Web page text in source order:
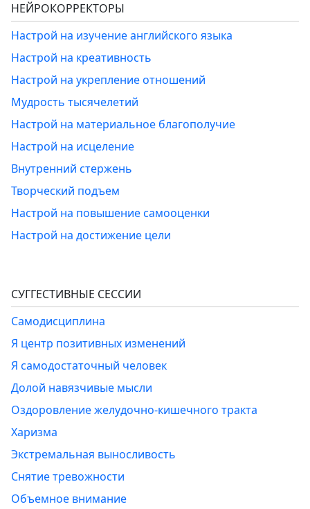
НЕЙРОКОРРЕКТОРЫ
Настрой на изучение английского языка
Настрой на креативность
Настрой на укрепление отношений
Мудрость тысячелетий
Настрой на материальное благополучие
Настрой на исцеление
Внутренний стержень
Творческий подъем
Настрой на повышение самооценки
Настрой на достижение цели
СУГГЕСТИВНЫЕ СЕССИИ
Самодисциплина
Я центр позитивных изменений
Я самодостаточный человек
Долой навязчивые мысли
Оздоровление желудочно-кишечного тракта
Харизма
Экстремальная выносливость
Снятие тревожности
Объемное внимание